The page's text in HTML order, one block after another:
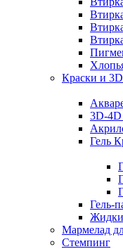
Краски и
3D-4D
Гель
Гель-
Мармелад
Стемпинг